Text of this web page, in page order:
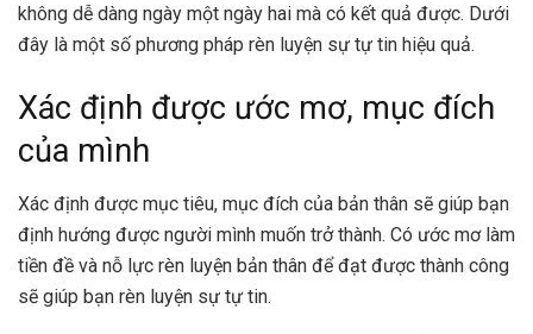
không dễ dàng ngày một ngày hai mà có kết quả được. Dưới
đây là một số phương pháp rèn luyện sự tự tin hiệu quả.
Xác định được ước mơ, mục đích
của mình
Xác định được mục tiêu, mục đích của bản thân sẽ giúp bạn
định hướng được người mình muốn trở thành. Có ước mơ làm
tiền đề và nỗ lực rèn luyện bản thân để đạt được thành công
sẽ giúp bạn rèn luyện sự tự tin.